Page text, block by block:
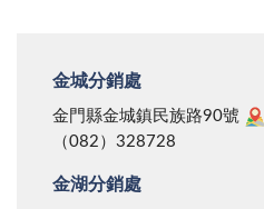
金城分銷處
金門縣金城鎮民族路90號
（082）328728
金湖分銷處